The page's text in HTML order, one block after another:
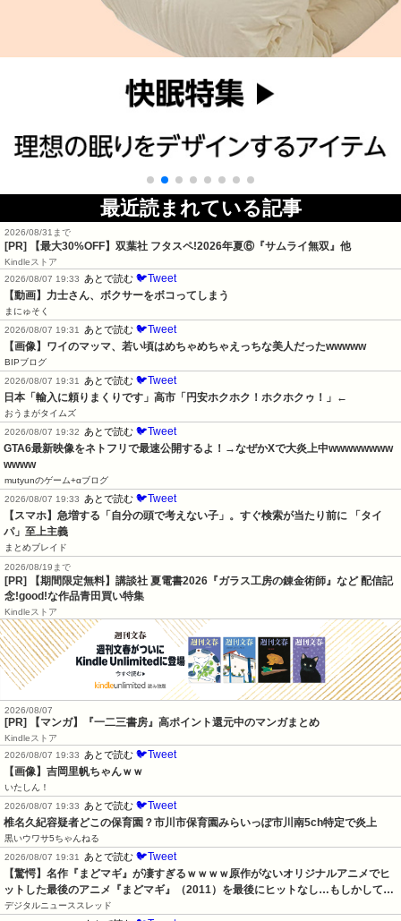
最近読まれている記事
2026/08/31まで
[PR] 【最大30%OFF】双葉社 フタスペ!2026年夏⑥『サムライ無双』他
Kindleストア
2026/08/07 19:33
あとで読む 🐦Tweet
【動画】力士さん、ボクサーをボコってしまう
まにゅそく
2026/08/07 19:31
あとで読む 🐦Tweet
【画像】ワイのマッマ、若い頃はめちゃめちゃえっちな美人だったwwwww
BIPブログ
2026/08/07 19:31
あとで読む 🐦Tweet
日本「輸入に頼りまくりです」高市「円安ホクホク！ホクホクゥ！」←
おうまがタイムズ
2026/08/07 19:32
あとで読む 🐦Tweet
GTA6最新映像をネトフリで最速公開するよ！→なぜかXで大炎上中wwwwwwww
wwww
mutyunのゲーム+αブログ
2026/08/07 19:33
あとで読む 🐦Tweet
【スマホ】急増する「自分の頭で考えない子」。すぐ検索が当たり前に 「タイ
パ」至上主義
まとめブレイド
2026/08/19まで
[PR] 【期間限定無料】講談社 夏電書2026『ガラス工房の錬金術師』など 配信記
念!good!な作品青田買い特集
Kindleストア
2026/08/07
[PR] 【マンガ】『一二三書房』高ポイント還元中のマンガまとめ
Kindleストア
2026/08/07 19:33
あとで読む 🐦Tweet
【画像】吉岡里帆ちゃんｗｗ
いたしん！
2026/08/07 19:33
あとで読む 🐦Tweet
椎名久紀容疑者どこの保育園？市川市保育園みらいっぽ市川南5ch特定で炎上
黒いウワサ5ちゃんねる
2026/08/07 19:31
あとで読む 🐦Tweet
【驚愕】名作『まどマギ』が凄すぎるｗｗｗｗ原作がないオリジナルアニメでヒ
ットした最後のアニメ『まどマギ』（2011）を最後にヒットなし…もしかして…
デジタルニューススレッド